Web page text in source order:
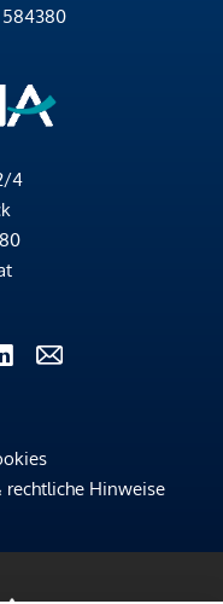
584380
4
rechtliche Hinweise